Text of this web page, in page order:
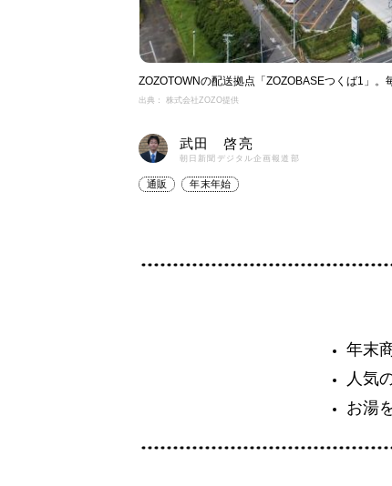
ZOZOTOWNの配送拠点「ZOZOBASEつくば1」
出典： 株式会社ZOZO提供
武田 啓亮
朝日新聞デジタル企画報道部
通販 年末年始
年末
人気
お湯